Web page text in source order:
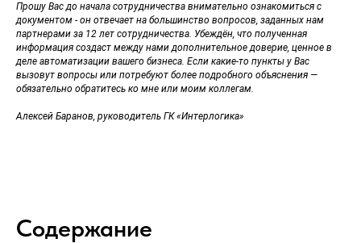
Прошу Вас до начала сотрудничества внимательно ознакомиться с
документом - он отвечает на большинство вопросов, заданных нам
партнерами за 12 лет сотрудничества. Убеждён, что полученная
информация создаст между нами дополнительное доверие, ценное в
деле автоматизации вашего бизнеса. Если какие-то пункты у Вас
вызовут вопросы или потребуют более подробного объяснения —
обязательно обратитесь ко мне или моим коллегам.
Алексей Баранов, руководитель ГК «Интерлогика»
Содержание